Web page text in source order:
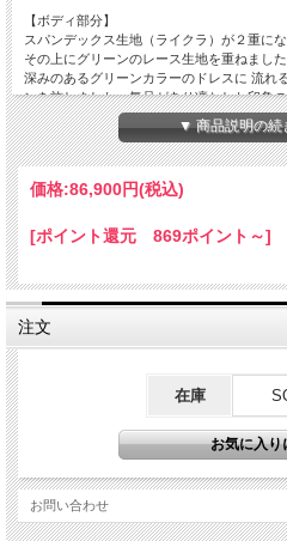
【ボディ部分】
スパンデックス生地（ライクラ）が２重に
その上にグリーンのレース生地を重ねまし
深みのあるグリーンカラーのドレスに 流れ
ンを施しました。気品があり凛とした印象
胸パットあり。アンダーショーツはスナッ
【スカート部分】
内側からオーガンジー3枚、サテン１枚の4枚
裾にはフリルとホースヘアを施しました。
【ラインストーン】
クリスタルオーロラ/SS20など大小のストー
エメラルドグリーン/SS20
パールビーズ
【バスト】79～87cm
【ウエスト】64～70cm
【ヒップ】 ～95cm
▼ 商品説明の
価格:86,900円(税込)
[ポイント還元 869ポイント～]
注文
在庫
お問い合わせ